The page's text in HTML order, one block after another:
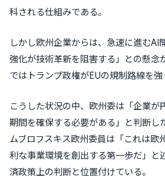
科される仕組みである。
しかし欧州企業からは、急速に進むAI
強化が技術革新を阻害する」との懸念
ではトランプ政権がEUの規制路線を強
こうした状況の中、欧州委は「企業が
期間を確保する必要がある」と判断し
ムブロフスキス欧州委員は「これは欧
利な事業環境を創出する第一歩だ」と
済政策上の判断と位置付けている。